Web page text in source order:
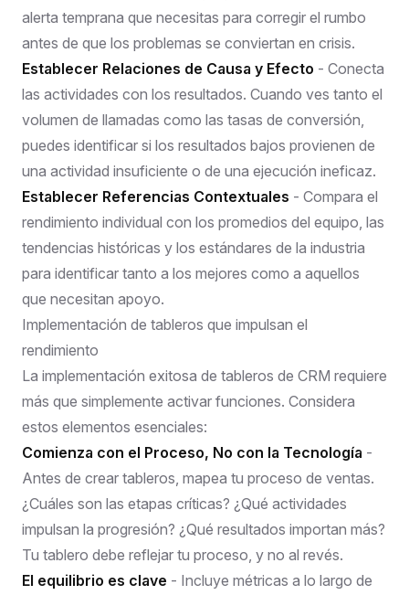
alerta temprana que necesitas para corregir el rumbo
antes de que los problemas se conviertan en crisis.
Establecer Relaciones de Causa y Efecto - Conecta
las actividades con los resultados. Cuando ves tanto el
volumen de llamadas como las tasas de conversión,
puedes identificar si los resultados bajos provienen de
una actividad insuficiente o de una ejecución ineficaz.
Establecer Referencias Contextuales - Compara el
rendimiento individual con los promedios del equipo, las
tendencias históricas y los estándares de la industria
para identificar tanto a los mejores como a aquellos
que necesitan apoyo.
Implementación de tableros que impulsan el
rendimiento
La implementación exitosa de tableros de CRM requiere
más que simplemente activar funciones. Considera
estos elementos esenciales:
Comienza con el Proceso, No con la Tecnología -
Antes de crear tableros, mapea tu proceso de ventas.
¿Cuáles son las etapas críticas? ¿Qué actividades
impulsan la progresión? ¿Qué resultados importan más?
Tu tablero debe reflejar tu proceso, y no al revés.
El equilibrio es clave - Incluye métricas a lo largo de